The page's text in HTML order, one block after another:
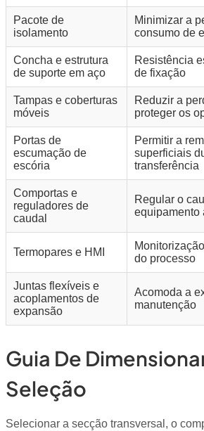
Pacote de
isolamento
Minimizar a
consumo de
Concha e estrutura
de suporte em aço
Resistência
de fixação
Tampas e coberturas
móveis
Reduzir a
proteger os
Portas de
escumação de
escória
Permitir a
superficiais
transferência
Comportas e
reguladores de
caudal
Regular o
equipamento
Termopares e HMI
do processo
Juntas flexíveis e
acoplamentos de
expansão
Acomoda a
manutenção
Guia De
Seleção
Selecionar a secção transversal, o